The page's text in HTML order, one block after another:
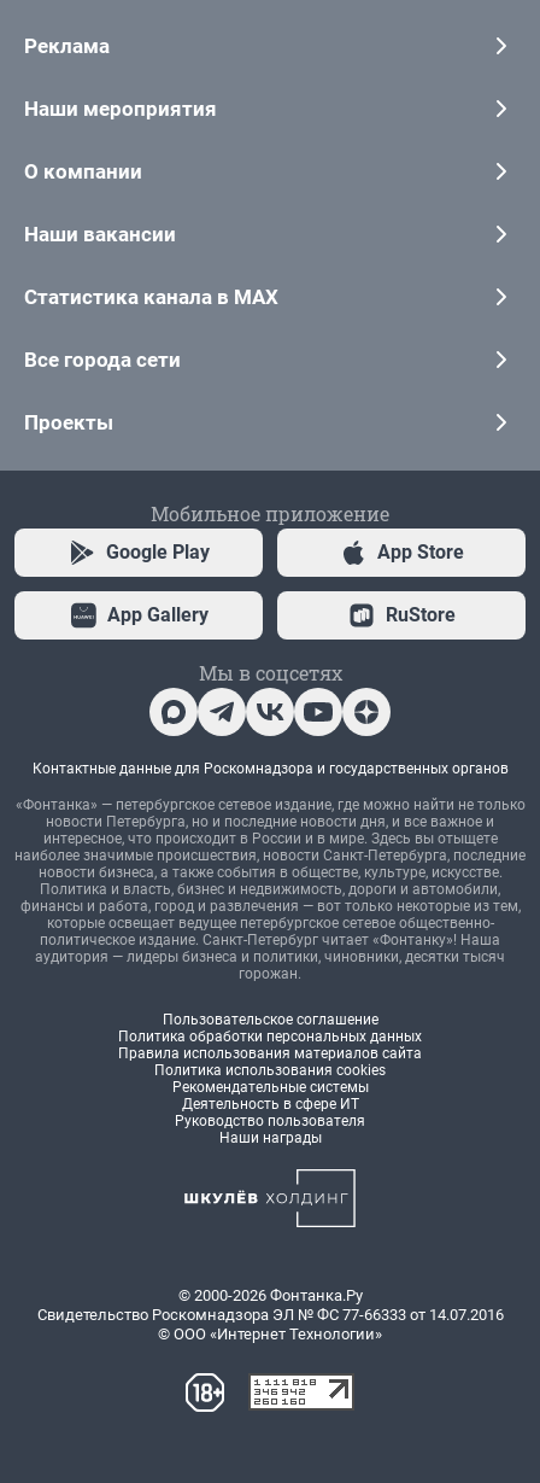
Реклама
Наши мероприятия
О компании
Наши вакансии
Статистика канала в MAX
Все города сети
Проекты
Мобильное приложение
Google Play App Store
App Gallery RuStore
Мы в соцсетях
Контактные данные для Роскомнадзора и государственных органов
«Фонтанка» — петербургское сетевое издание, где можно найти не только
новости Петербурга, но и последние новости дня, и все важное и
интересное, что происходит в России и в мире. Здесь вы отыщете
наиболее значимые происшествия, новости Санкт-Петербурга, последние
новости бизнеса, а также события в обществе, культуре, искусстве.
Политика и власть, бизнес и недвижимость, дороги и автомобили,
финансы и работа, город и развлечения — вот только некоторые из тем,
которые освещает ведущее петербургское сетевое общественно-
политическое издание. Санкт-Петербург читает «Фонтанку»! Наша
аудитория — лидеры бизнеса и политики, чиновники, десятки тысяч
горожан.
Пользовательское соглашение
Политика обработки персональных данных
Правила использования материалов сайта
Политика использования cookies
Рекомендательные системы
Деятельность в сфере ИТ
Руководство пользователя
Наши награды
© 2000-2026 Фонтанка.Ру
Свидетельство Роскомнадзора ЭЛ № ФС 77-66333 от 14.07.2016
© ООО «Интернет Технологии»